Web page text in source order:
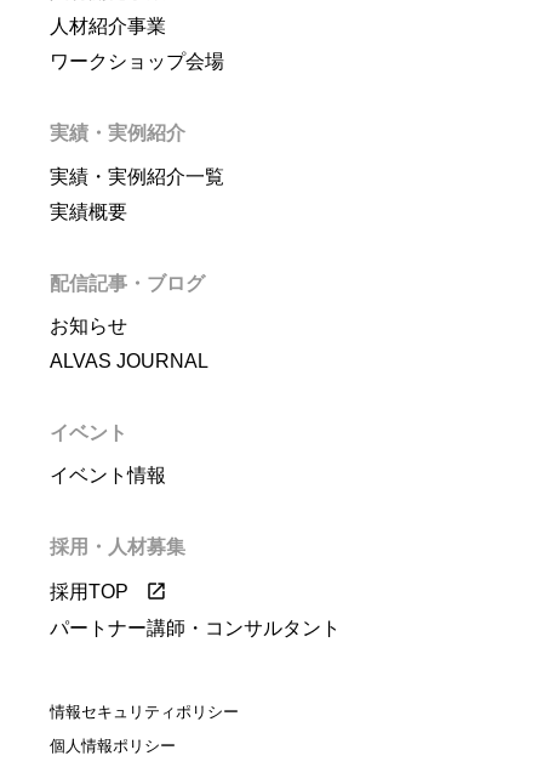
人材紹介事業
ワークショップ会場
実績・実例紹介
実績・実例紹介一覧
実績概要
配信記事・ブログ
お知らせ
ALVAS JOURNAL
イベント
イベント情報
採用・人材募集
採用TOP
パートナー講師・コンサルタント
情報セキュリティポリシー
個人情報ポリシー